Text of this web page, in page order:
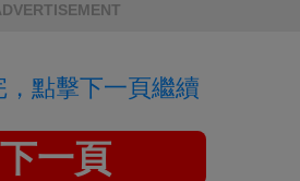
，點擊下一頁繼續
下一頁